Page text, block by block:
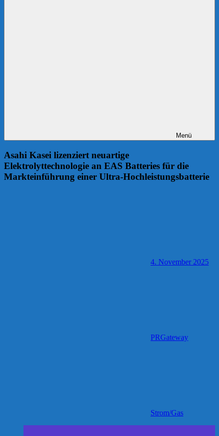
Menü
Asahi Kasei lizenziert neuartige
Elektrolyttechnologie an EAS Batteries für die
Markteinführung einer Ultra-Hochleistungsbatterie
4. November 2025
PRGateway
Strom/Gas